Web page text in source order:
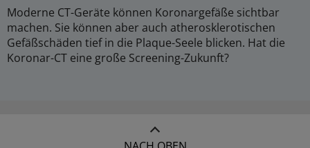
Moderne CT-Geräte können Koronargefäße sichtbar
machen. Sie können aber auch atherosklerotischen
Gefäßschäden tief in die Plaque-Seele blicken. Hat die
Koronar-CT eine große Screening-Zukunft?